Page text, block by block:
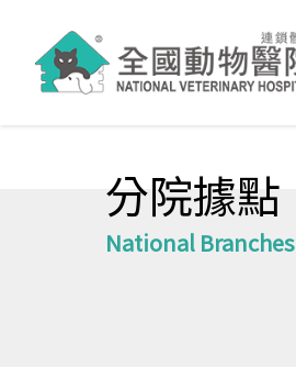
分院據點
National Branches